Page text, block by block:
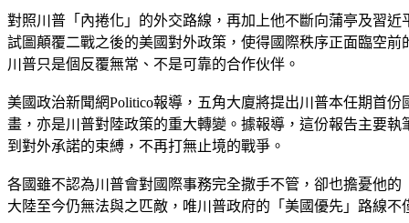
對照川普「內捲化」的外交路線，再加上他不斷向蒲亭及習
試圖顛覆二戰之後的美國對外政策，使得國際秩序正面臨空
川普只是個反覆無常、不是可靠的合作伙伴。
美國政治新聞網Politico報導，五角大廈將提出川普本任期首
畫，亦是川普對陸政策的重大轉變。據報導，這份報告主要
到對外承諾的束縛，不再打無止境的戰爭。
各國雖不認為川普會對國際事務完全撒手不管，卻也擔憂他
大陸至今仍無法與之匹敵，唯川普政府的「美國優先」路線